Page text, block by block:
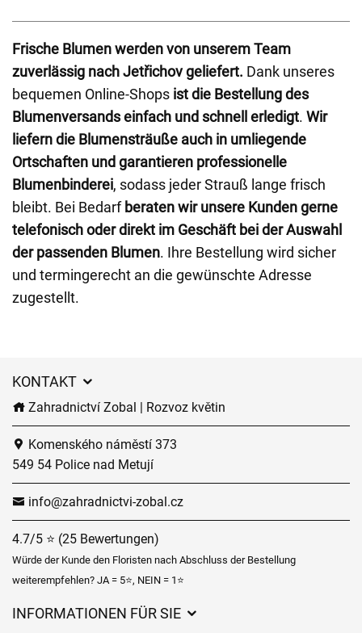
Frische Blumen werden von unserem Team
zuverlässig nach Jetřichov geliefert. Dank unseres
bequemen Online-Shops ist die Bestellung des
Blumenversands einfach und schnell erledigt. Wir
liefern die Blumensträuße auch in umliegende
Ortschaften und garantieren professionelle
Blumenbinderei, sodass jeder Strauß lange frisch
bleibt. Bei Bedarf beraten wir unsere Kunden gerne
telefonisch oder direkt im Geschäft bei der Auswahl
der passenden Blumen. Ihre Bestellung wird sicher
und termingerecht an die gewünschte Adresse
zugestellt.
KONTAKT
Zahradnictví Zobal | Rozvoz květin
Komenského náměstí 373
549 54 Police nad Metují
info@zahradnictvi-zobal.cz
4.7/5 ⭐ (25 Bewertungen)
Würde der Kunde den Floristen nach Abschluss der Bestellung
weiterempfehlen? JA = 5⭐, NEIN = 1⭐
INFORMATIONEN FÜR SIE